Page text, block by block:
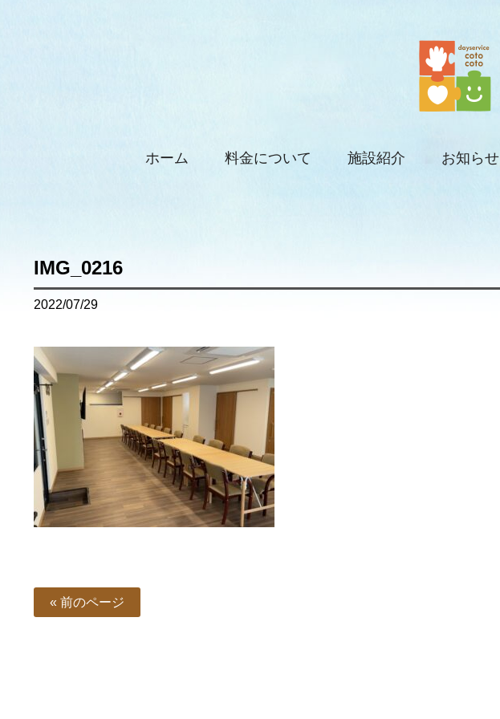
ホーム 料金について 施設紹介 お知らせ
IMG_0216
2022/07/29
« 前のページ